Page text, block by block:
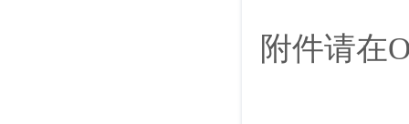
附件请在